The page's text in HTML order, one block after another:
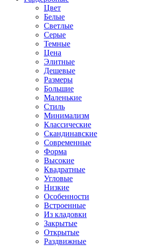
Цвет
Белые
Светлые
Серые
Темные
Цена
Элитные
Дешевые
Размеры
Большие
Маленькие
Стиль
Минимализм
Классические
Скандинавские
Современные
Форма
Высокие
Квадратные
Угловые
Низкие
Особенности
Встроенные
Из кладовки
Закрытые
Открытые
Раздвижные